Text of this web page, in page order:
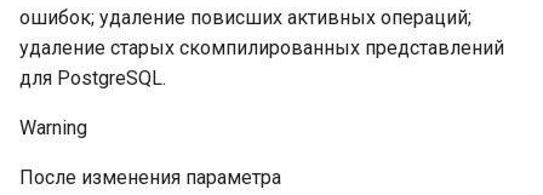
ошибок; удаление повисших активных операций;
удаление старых скомпилированных представлений
для PostgreSQL.
Warning
После изменения параметра